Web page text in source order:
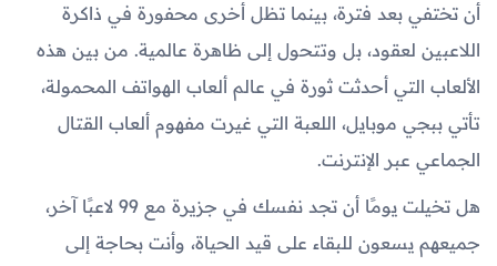
أن تختفي بعد فترة، بينما تظل أخرى محفورة في ذاكرة
اللاعبين لعقود، بل وتتحول إلى ظاهرة عالمية. من بين هذه
الألعاب التي أحدثت ثورة في عالم ألعاب الهواتف المحمولة،
تأتي ببجي موبايل، اللعبة التي غيرت مفهوم ألعاب القتال
الجماعي عبر الإنترنت.
هل تخيلت يومًا أن تجد نفسك في جزيرة مع 99 لاعبًا آخر،
جميعهم يسعون للبقاء على قيد الحياة، وأنت بحاجة إلى